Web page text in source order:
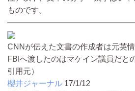
ものです。
CNNが伝えた文書の作成者は元英
FBIへ渡したのはマケイン議員だと
引用元）
櫻井ジャーナル 17/1/12